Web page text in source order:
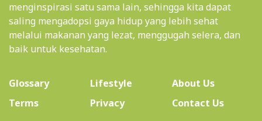
menginspirasi satu sama lain, sehingga kita dapat
saling mengadopsi gaya hidup yang lebih sehat
melalui makanan yang lezat, menggugah selera, dan
baik untuk kesehatan.
Glossary Lifestyle About Us(current)
Terms
Privacy
Contact Us